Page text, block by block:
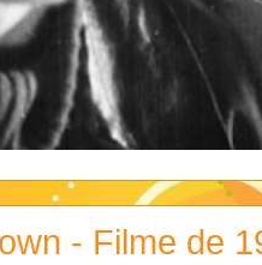
- Filme de